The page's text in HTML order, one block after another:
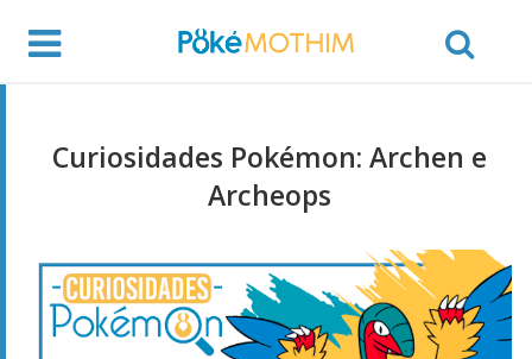
Curiosidades Pokémon: Archen e
Archeops